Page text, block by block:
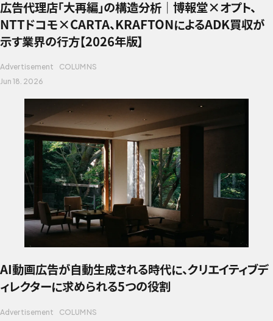
広告代理店「大再編」の構造分析｜博報堂×オプト、
NTTドコモ×CARTA、KRAFTONによるADK買収が
示す業界の行方【2026年版】
Advertisement
COLUMNS
Jun 18. 2026
AI動画広告が自動生成される時代に、クリエイティブデ
ィレクターに求められる5つの役割
Advertisement
COLUMNS